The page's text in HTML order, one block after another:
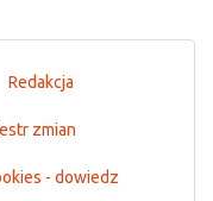
Redakcja
zmian
- dowiedz